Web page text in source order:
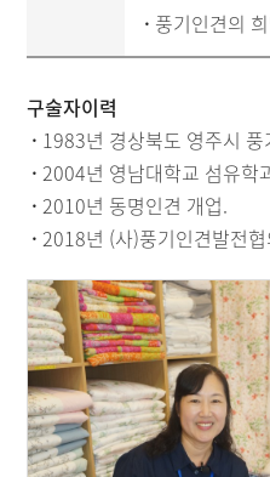
· 풍기인견의
구술자이력
· 1983년 경상북도 영주시 풍
·2004년 영남대학교 섬유학
·2010년 동명인견 개업.
·2018년 (사)풍기인견발전